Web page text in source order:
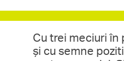
Cu trei meciuri în
și cu semne